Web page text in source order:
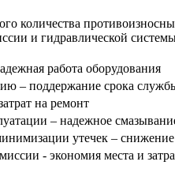
количества
и гидравлической
работа оборудования
– поддержание срока
на ремонт
– надежное
утечек –
- экономия места и